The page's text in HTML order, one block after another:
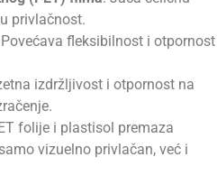
privlačnost.
fleksibilnost i otpornost
izdržljivost i otpornost na
folije i plastisol premaza
vizuelno privlačan, već i